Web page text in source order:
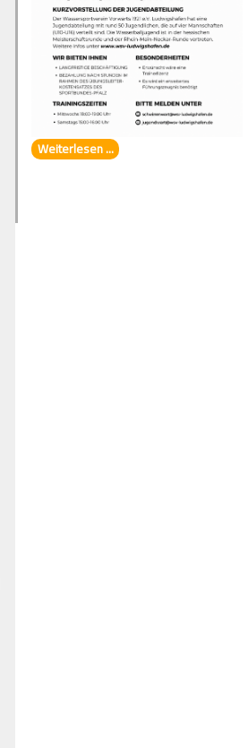
Weiterlesen ...